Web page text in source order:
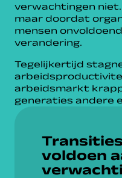
verwachtingen
maar doordat
mensen
verandering.
Tegelijkertijd
arbeidsmarkt
generaties andere
voldoen